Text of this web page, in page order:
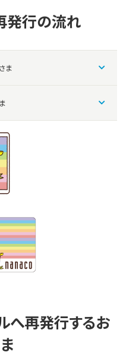
発行の流れ
ま
へ再発行するお